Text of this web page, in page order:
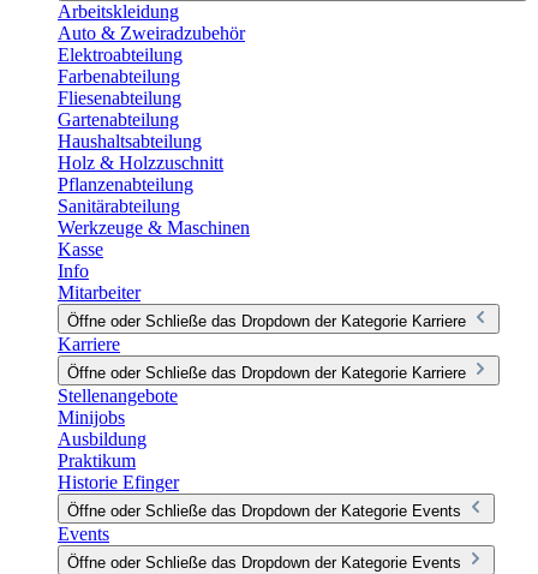
Arbeitskleidung
Auto & Zweiradzubehör
Elektroabteilung
Farbenabteilung
Fliesenabteilung
Gartenabteilung
Haushaltsabteilung
Holz & Holzzuschnitt
Pflanzenabteilung
Sanitärabteilung
Werkzeuge & Maschinen
Kasse
Info
Mitarbeiter
Öffne oder Schließe das Dropdown der Kategorie Karriere
Karriere
Öffne oder Schließe das Dropdown der Kategorie Karriere
Stellenangebote
Minijobs
Ausbildung
Praktikum
Historie Efinger
Öffne oder Schließe das Dropdown der Kategorie Events
Events
Öffne oder Schließe das Dropdown der Kategorie Events